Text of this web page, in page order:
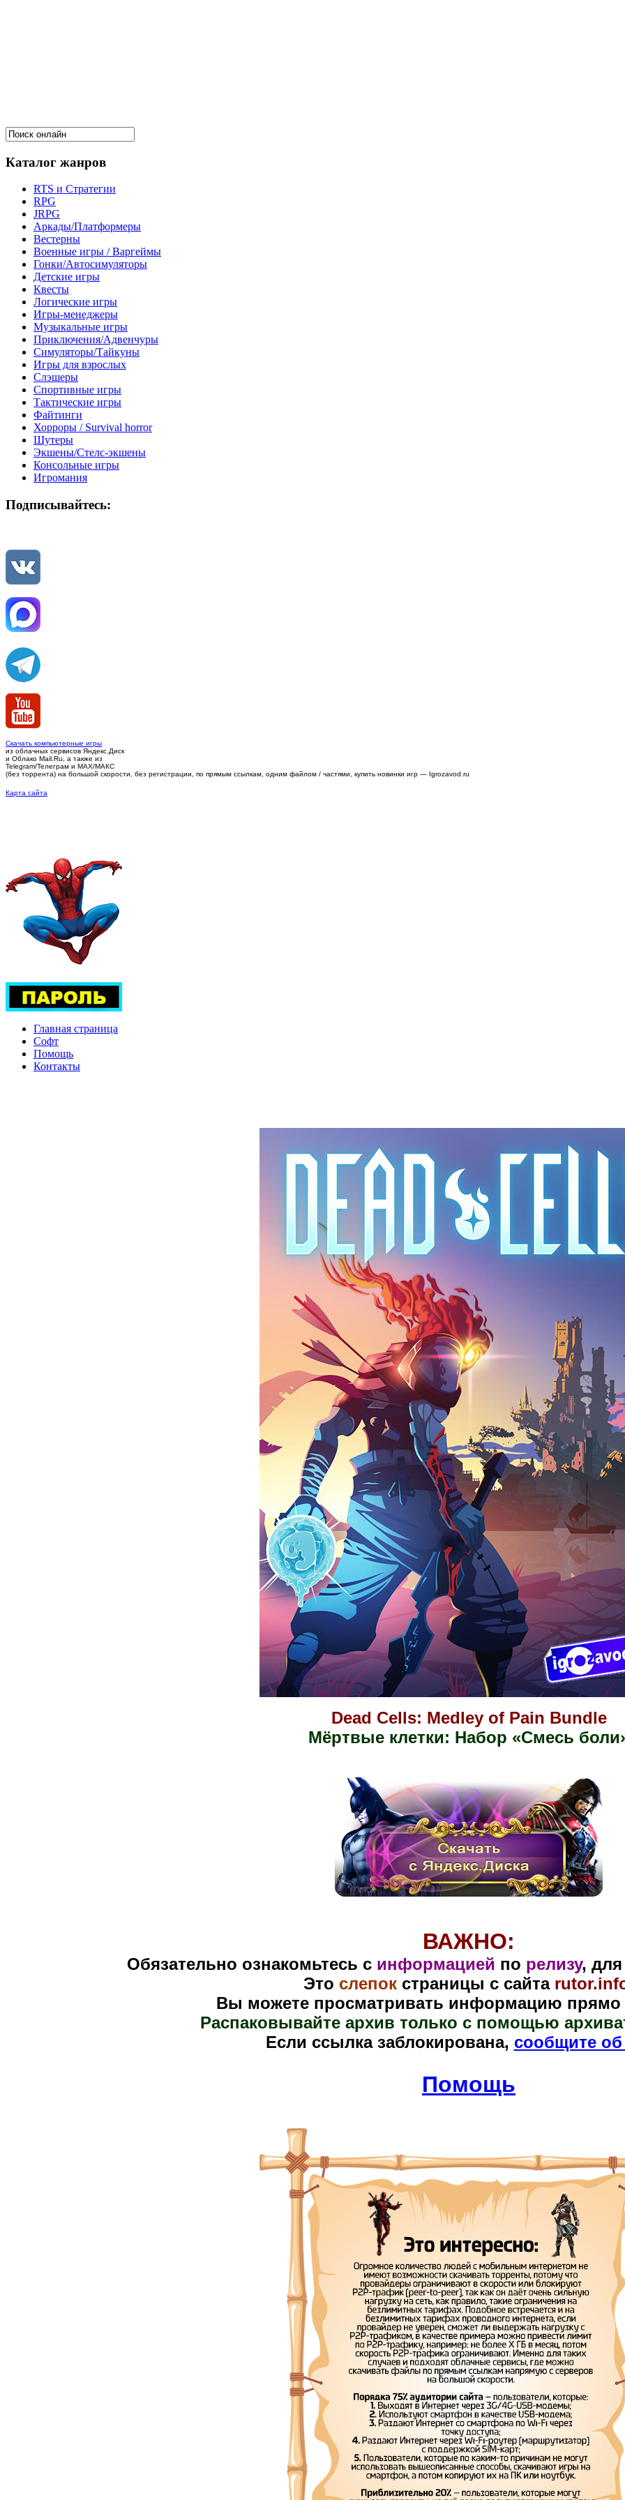
Каталог жанров
RTS и Стратегии
RPG
JRPG
Аркады/Платформеры
Вестерны
Военные игры / Варгеймы
Гонки/Автосимуляторы
Детские игры
Квесты
Логические игры
Игры-менеджеры
Музыкальные игры
Приключения/Адвенчуры
Симуляторы/Тайкуны
Игры для взрослых
Слэшеры
Спортивные игры
Тактические игры
Файтинги
Хорроры / Survival horror
Шутеры
Экшены/Стелс-экшены
Консольные игры
Игромания
Подписывайтесь:
Скачать компьютерные игры
из облачных сервисов Яндекс.Диск
и Облако Mail.Ru, а также из
Telegram/Телеграм и MAX/МАКС
(без торрента) на большой скорости, без регистрации, по прямым ссылкам, одним файлом / частями, купить новинки игр — Igrozavod.ru
Карта сайта
Главная страница
Софт
Помощь
Контакты
Dead Cells: Medley of Pain Bundle
Мёртвые клетки: Набор «Смесь
ВАЖНО:
Обязательно ознакомьтесь с информацией по релизу,
Это слепок страницы с сайта
Вы можете просматривать информацию прямо
Распаковывайте архив только с помощью
Если ссылка заблокирована, сообщите
Помощь